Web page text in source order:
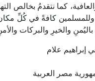
كما نتقدمُ بخالص
وللمسلمين كافةً في كُلِّ
باليُمنِ والخيرِ والبركات
إبراهيم علام
مصر العربية